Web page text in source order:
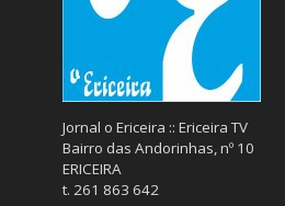
Jornal o Ericeira :: Ericeira TV
Bairro das Andorinhas, nº 10
ERICEIRA
t. 261 863 642